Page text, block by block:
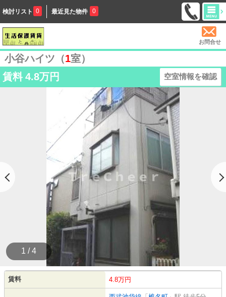
検討リスト 0 最近見た物件 0
お問合せ
小谷ハイツ（1室）
賃料 4.8万円 空室情報を確認
1 / 4
賃料 4.8万円